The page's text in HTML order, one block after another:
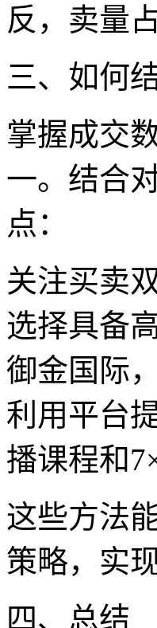
反，卖量
三、如何
掌握成交
一。结合
点：
关注买卖
选择具备
御金国际
利用平台
播课程和
这些方法
策略，实
四、总结